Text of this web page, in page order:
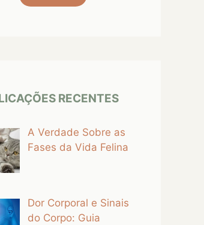
RECENTES
A Verdade Sobre as
Fases da Vida Felina
Dor Corporal e Sinais
do Corpo: Guia